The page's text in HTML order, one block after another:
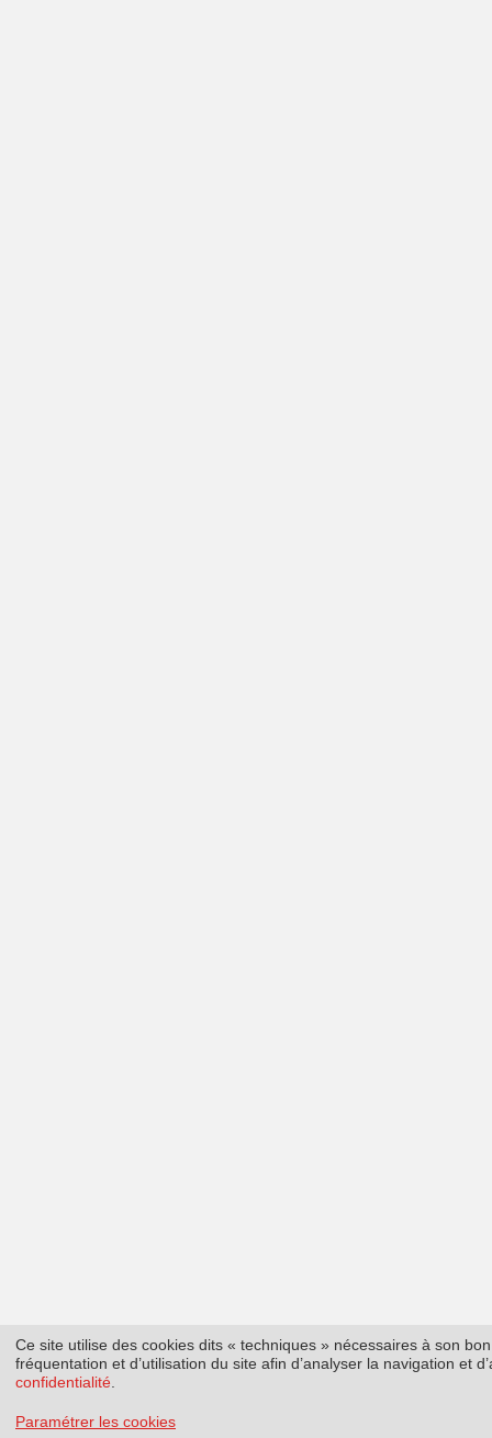
Ce site utilise des cookies dits « techniques » nécessaires à son
fréquentation et d’utilisation du site afin d’analyser la navigation et
confidentialité
Paramétrer les cookies